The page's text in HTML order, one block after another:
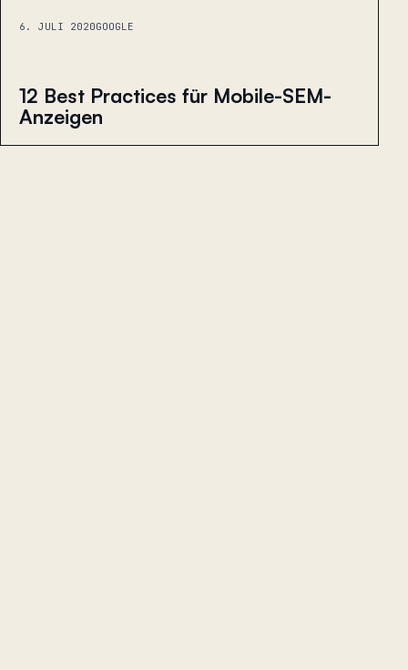
6. JULI 2020GOOGLE
12 Best Practices für Mobile-SEM-
Anzeigen